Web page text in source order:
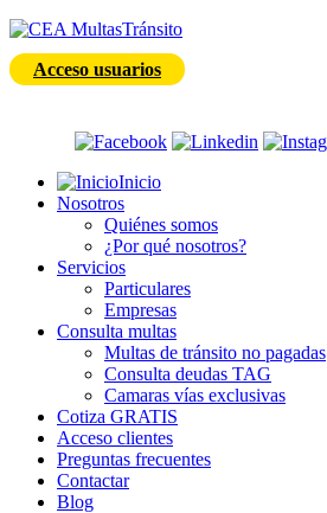
Acceso usuarios
Inicio
Nosotros
Quiénes somos
¿Por qué nosotros?
Servicios
Particulares
Empresas
Consulta multas
Multas de tránsito no pagadas
Consulta deudas TAG
Camaras vías exclusivas
Cotiza GRATIS
Acceso clientes
Preguntas frecuentes
Contactar
Blog